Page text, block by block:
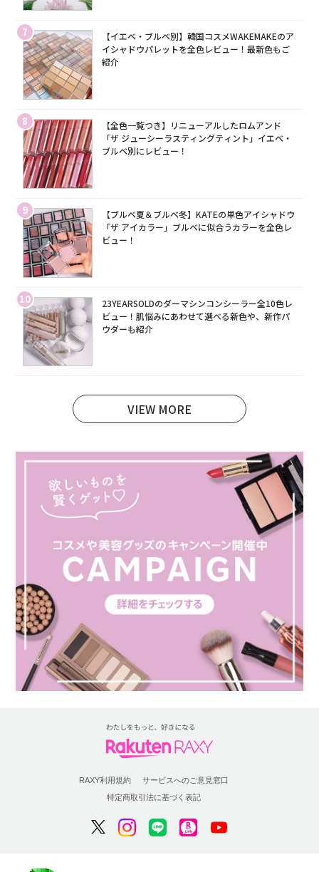
7
【イエベ・ブルベ別】韓国コスメWAKEMAKEのア
イシャドウパレットを全色レビュー！最新色もご
紹介
8
【全色一覧つき】リニューアルしたロムアンド
「ザ ジューシーラスティングティント」イエベ・
ブルベ別にレビュー！
9
【ブルベ夏＆ブルベ冬】KATEの単色アイシャドウ
「ザ アイカラー」ブルベに似合うカラーを全色レ
ビュー！
10
23YEARSOLDのダーマシンコンシーラー全10色レ
ビュー！肌悩みにあわせて選べる新色や、新作パ
ウダーも紹介
VIEW MORE
RAXY利用規約
サービスへのご意見窓口
特定商取引法に基づく表記